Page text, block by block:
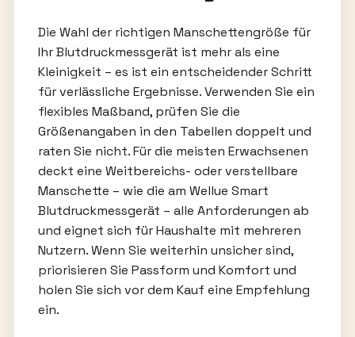
Die Wahl der richtigen Manschettengröße für
Ihr Blutdruckmessgerät ist mehr als eine
Kleinigkeit – es ist ein entscheidender Schritt
für verlässliche Ergebnisse. Verwenden Sie ein
flexibles Maßband, prüfen Sie die
Größenangaben in den Tabellen doppelt und
raten Sie nicht. Für die meisten Erwachsenen
deckt eine Weitbereichs- oder verstellbare
Manschette – wie die am Wellue Smart
Blutdruckmessgerät – alle Anforderungen ab
und eignet sich für Haushalte mit mehreren
Nutzern. Wenn Sie weiterhin unsicher sind,
priorisieren Sie Passform und Komfort und
holen Sie sich vor dem Kauf eine Empfehlung
ein.